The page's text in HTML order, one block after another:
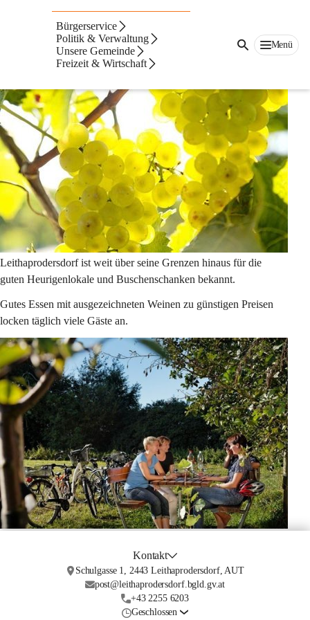
Bürgerservice
Politik & Verwaltung
Unsere Gemeinde
Freizeit & Wirtschaft
Menü
Heurigen- und
Weinkultur
Leithaprodersdorf ist weit über seine Grenzen hinaus für die
guten Heurigenlokale und Buschenschanken bekannt.
Gutes Essen mit ausgezeichneten Weinen zu günstigen Preisen
locken täglich viele Gäste an.
Kontakt
Schulgasse 1, 2443 Leithaprodersdorf, AUT
post@leithaprodersdorf.bgld.gv.at
+43 2255 6203
Geschlossen